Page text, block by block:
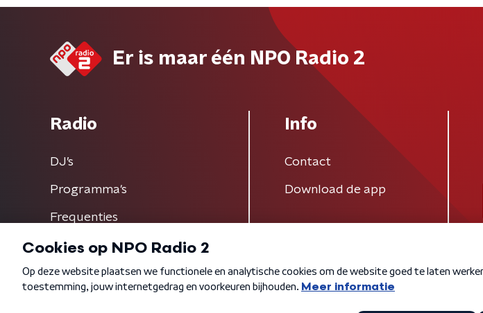
Er is maar één NPO Radio 2
Radio
DJ’s
Programma's
Frequenties
Info
Contact
Download de app
Algemene voorwaarden Privacybeleid